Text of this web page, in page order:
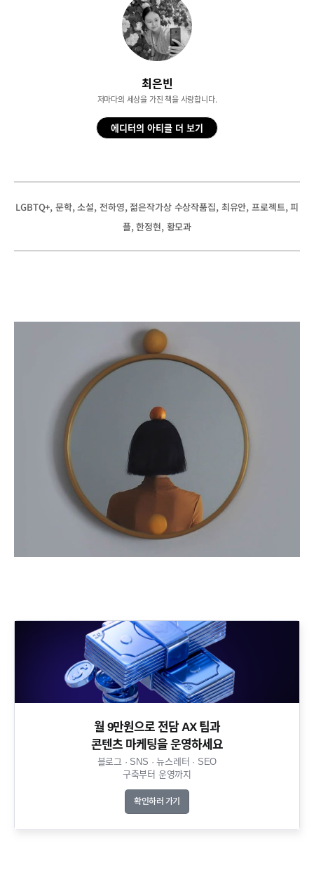
최은빈
저마다의 세상을 가진 책을 사랑합니다.
에디터의 아티클 더 보기
LGBTQ+, 문학, 소설, 전하영, 젊은작가상 수상작품집, 최유안, 프로젝트, 피
플, 한정현, 황모과
월 9만원으로 전담 AX 팀과
콘텐츠 마케팅을 운영하세요​
블로그 · SNS · 뉴스레터 · SEO
구축부터 운영까지​
확인하러 가기